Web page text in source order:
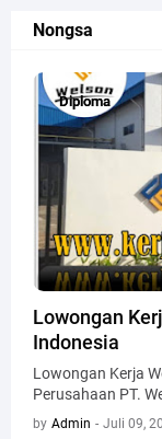
Nongsa
Diploma
Diploma
Lowongan
Indonesia
Lowongan Kerja
Perusahaan PT.
by Admin - Juli 09,